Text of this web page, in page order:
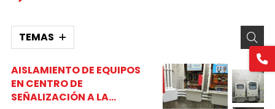
TEMAS
AISLAMIENTO DE EQUIPOS
EN CENTRO DE
SEÑALIZACIÓN A LA